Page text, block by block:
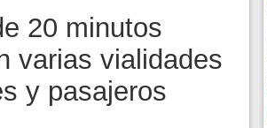
20 minutos
varias vialidades
y pasajeros